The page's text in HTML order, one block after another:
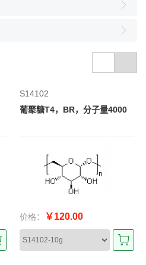
S14102
葡聚糖T4，BR，分子量4000
价格： ￥120.00